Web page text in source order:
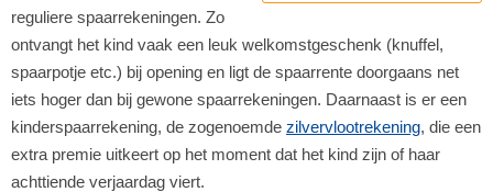
reguliere spaarrekeningen. Zo
ontvangt het kind vaak een leuk welkomstgeschenk (knuffel,
spaarpotje etc.) bij opening en ligt de spaarrente doorgaans net
iets hoger dan bij gewone spaarrekeningen. Daarnaast is er een
kinderspaarrekening, de zogenoemde zilvervlootrekening, die een
extra premie uitkeert op het moment dat het kind zijn of haar
achttiende verjaardag viert.